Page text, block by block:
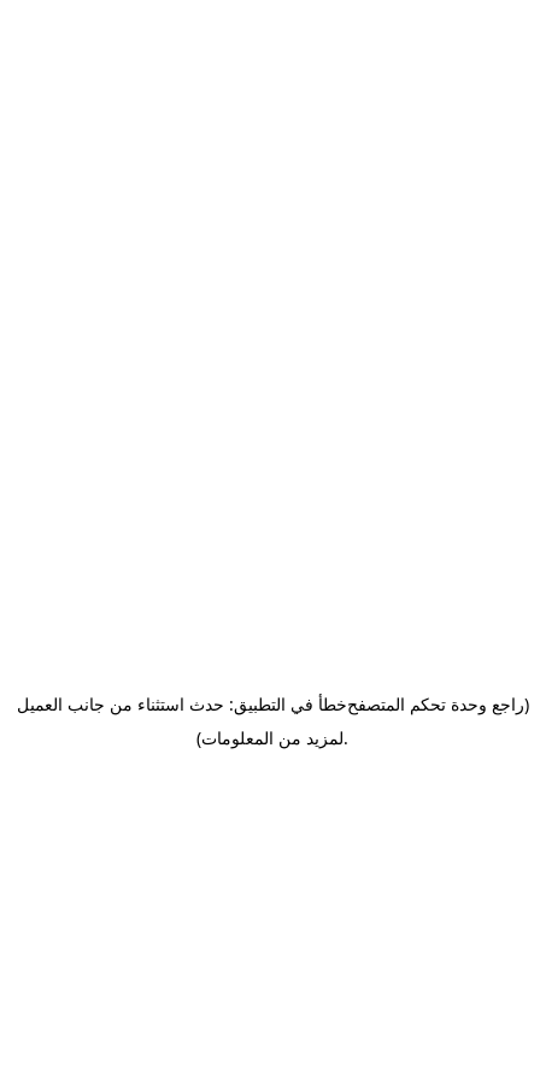
خطأ في التطبيق: حدث استثناء من جانب العميل(راجع وحدة تحكم المتصفح
لمزيد من المعلومات).